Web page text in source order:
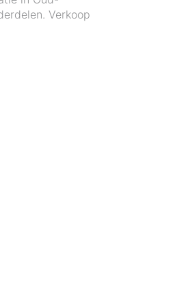
Verkoop